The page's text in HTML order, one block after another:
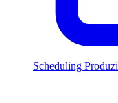
Scheduling